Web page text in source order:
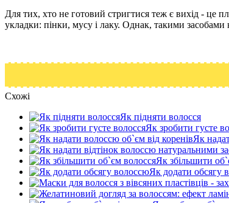
Для тих, хто не готовий стригтися теж є вихід - це
укладки: пінки, мусу і лаку. Однак, такими
Схожі
Як підняти волосся
Як зробити густе
Як
Як збільшити
Як додати обсягу